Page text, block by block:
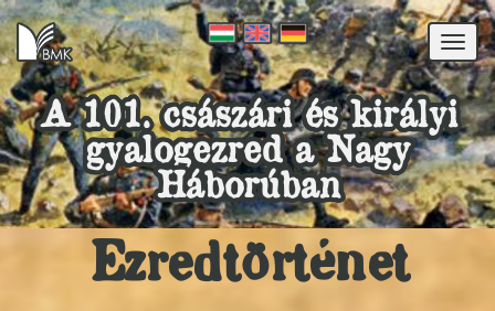
A 101. császári és királyi
gyalogezred a Nagy
Háborúban
Ezredtörténet